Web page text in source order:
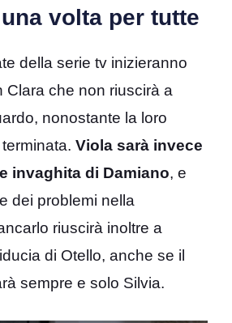
volta per tutte
della serie tv inizieranno
Clara che non riuscirà a
nonostante la loro
Viola sarà invece
invaghita di Damiano, e
dei problemi nella
riuscirà inoltre a
di Otello, anche se il
sempre e solo Silvia.